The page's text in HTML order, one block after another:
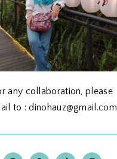
any collaboration, please
to : dinohauz@gmail.com